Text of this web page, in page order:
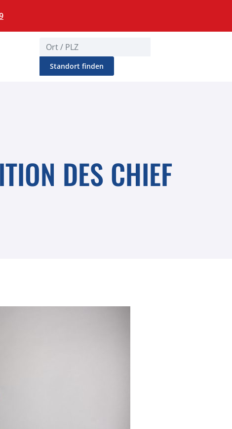
Standort finden
DES CHIEF